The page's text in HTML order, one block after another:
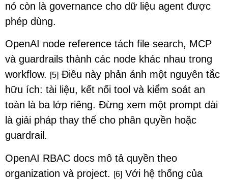
nó còn là governance cho dữ liệu agent được
phép dùng.
OpenAI node reference tách file search, MCP
và guardrails thành các node khác nhau trong
workflow. [5] Điều này phản ánh một nguyên tắc
hữu ích: tài liệu, kết nối tool và kiểm soát an
toàn là ba lớp riêng. Đừng xem một prompt dài
là giải pháp thay thế cho phân quyền hoặc
guardrail.
OpenAI RBAC docs mô tả quyền theo
organization và project. [6] Với hệ thống của